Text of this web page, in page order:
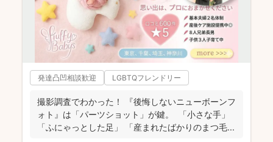
発達凸凹相談歓迎 LGBTQフレンドリー
撮影調査でわかった！ 『後悔しないニューボーンフ
ォト』は「パーツショット」が鍵。 「小さな手」
「ふにゃっとした足」 「産まれたばかりのまつ毛...